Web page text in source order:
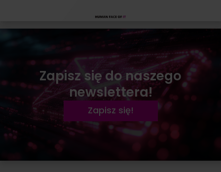
Zapisz się do naszego
newslettera!
Zapisz się!